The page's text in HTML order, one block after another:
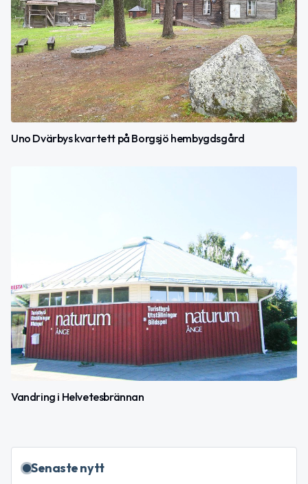
Uno Dvärbys kvartett på Borgsjö hembygdsgård
Vandring i Helvetesbrännan
Senaste nytt